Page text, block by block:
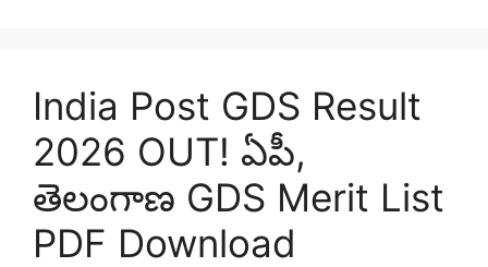
India Post GDS Result
2026 OUT! ఏపీ,
తెలంగాణ GDS Merit List
PDF Download